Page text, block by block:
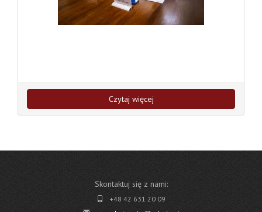
Czytaj więcej
Skontaktuj się z nami:
+48 42 631 20 09